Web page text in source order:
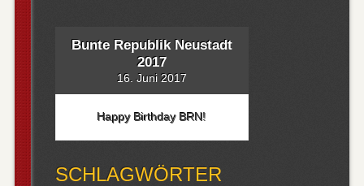
Bunte Republik Neustadt
2017
16. Juni 2017
Happy Birthday BRN!
SCHLAGWÖRTER